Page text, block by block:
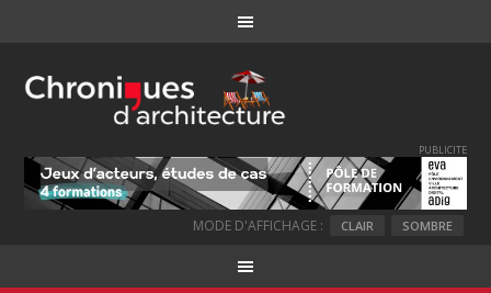
PUBLICITE
MODE D'AFFICHAGE : CLAIR SOMBRE